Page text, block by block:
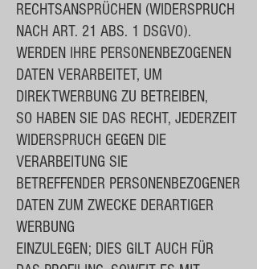
RECHTSANSPRÜCHEN (WIDERSPRUCH
NACH ART. 21 ABS. 1 DSGVO).
WERDEN IHRE PERSONENBEZOGENEN
DATEN VERARBEITET, UM
DIREKTWERBUNG ZU BETREIBEN,
SO HABEN SIE DAS RECHT, JEDERZEIT
WIDERSPRUCH GEGEN DIE
VERARBEITUNG SIE
BETREFFENDER PERSONENBEZOGENER
DATEN ZUM ZWECKE DERARTIGER
WERBUNG
EINZULEGEN; DIES GILT AUCH FÜR